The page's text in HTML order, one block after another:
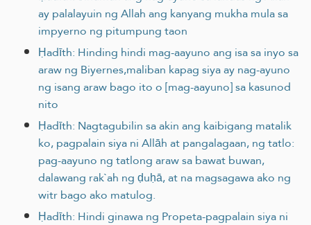
ay palalayuin ng Allah ang kanyang mukha mula sa
impyerno ng pitumpung taon
Ḥadīth: Hinding hindi mag-aayuno ang isa sa inyo sa
araw ng Biyernes,maliban kapag siya ay nag-ayuno
ng isang araw bago ito o [mag-aayuno] sa kasunod
nito
Ḥadīth: Nagtagubilin sa akin ang kaibigang matalik
ko, pagpalain siya ni Allāh at pangalagaan, ng tatlo:
pag-aayuno ng tatlong araw sa bawat buwan,
dalawang rak`ah ng ḍuḥā, at na magsagawa ako ng
witr bago ako matulog.
Ḥadīth: Hindi ginawa ng Propeta-pagpalain siya ni